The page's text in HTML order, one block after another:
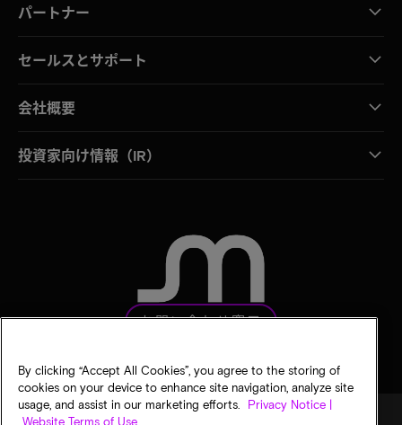
パートナー
セールスとサポート
会社概要
投資家向け情報（IR）
お問い合わせ窓口
By clicking “Accept All Cookies”, you agree to the storing of
cookies on your device to enhance site navigation, analyze site
usage, and assist in our marketing efforts.
Privacy Notice |
Website Terms of Use